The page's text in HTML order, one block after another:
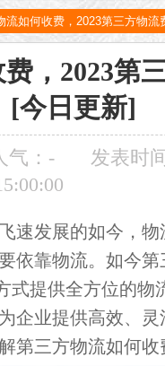
流如何收费，2023第三方物流
，2023第
[今日更新]
气： -
发表时
速发展的如今，
依靠物流。如今
式提供全方位的物
企业提供高效、
第三方物流如何